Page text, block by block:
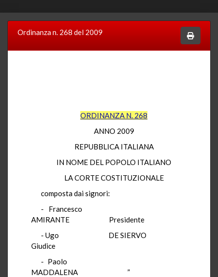
Ordinanza n. 268 del 2009
ORDINANZA N. 268
ANNO 2009
REPUBBLICA ITALIANA
IN NOME DEL POPOLO ITALIANO
LA CORTE COSTITUZIONALE
composta dai signori:
- Francesco
AMIRANTE Presidente
- Ugo DE SIERVO
Giudice
- Paolo
MADDALENA ”